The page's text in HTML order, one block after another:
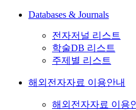
Databases & Journals
전자저널 리스트
학술DB 리스트
주제별 리스트
해외전자자료 이용안내
해외전자자료 이용